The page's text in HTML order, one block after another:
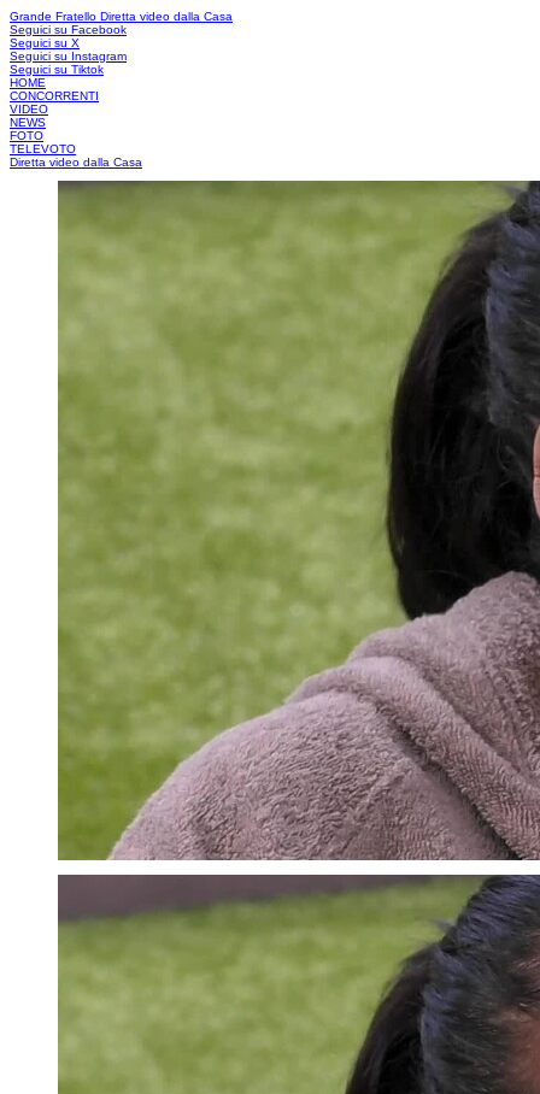
Grande Fratello Diretta video dalla Casa
Seguici su Facebook
Seguici su X
Seguici su Instagram
Seguici su Tiktok
HOME
CONCORRENTI
VIDEO
NEWS
FOTO
TELEVOTO
Diretta video dalla Casa